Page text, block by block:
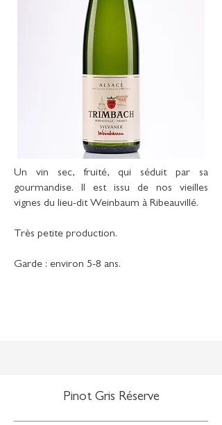
Un vin sec, fruité, qui séduit par sa
gourmandise. Il est issu de nos vieilles
vignes du lieu-dit Weinbaum à Ribeauvillé.
Très petite production.
Garde : environ 5-8 ans.
Pinot Gris Réserve